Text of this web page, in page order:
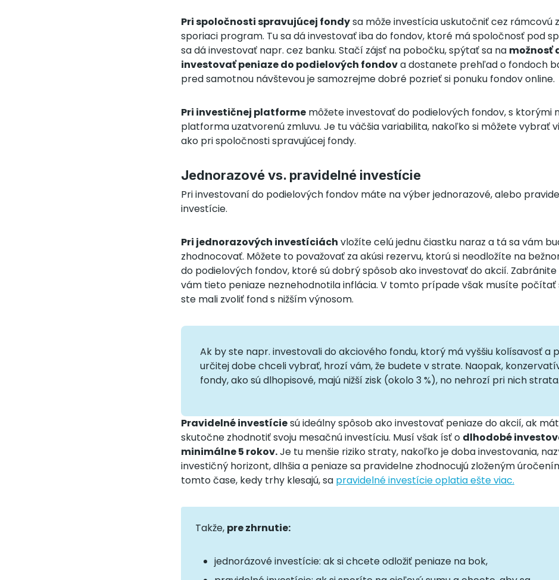
Pri spoločnosti spravujúcej fondysa môže investícia uskutočniť cez rámcovú
sporiaci program. Tu sa dá investovať iba do fondov, ktoré má spoločnosť pod
sa dá investovať napr. cez banku. Stačí zájsť na pobočku, spýtať sa na možnosť
investovať peniaze do podielových fondova dostanete prehľad o fondoch
pred samotnou návštevou je samozrejme dobré pozrieť si ponuku fondov online.
Pri investičnej platforme môžete investovať do podielových fondov, s ktorými
platforma uzatvorenú zmluvu. Je tu väčšia variabilita, nakoľko si môžete vybrať
ako pri spoločnosti spravujúcej fondy.
Jednorazové vs. pravidelné investície
Pri investovaní do podielových fondov máte na výber jednorazové, alebo
investície.
Pri jednorazových investíciách vložíte celú jednu čiastku naraz a tá sa vám
zhodnocovať. Môžete to považovať za akúsi rezervu, ktorú si neodložíte na
do podielových fondov, ktoré sú dobrý spôsob ako investovať do akcií.
vám tieto peniaze neznehodnotila inflácia. V tomto prípade však musíte počítať
ste mali zvoliť fond s nižším výnosom.
Ak by ste napr. investovali do akciového fondu, ktorý má vyššiu kolísavosť a
určitej dobe chceli vybrať, hrozí vám, že budete v strate. Naopak,
fondy, ako sú dlhopisové, majú nižší zisk (okolo 3 %), no nehrozí pri nich strata.
Pravidelné investíciesú ideálny spôsob ako investovať peniaze do akcií, ak
skutočne zhodnotiť svoju mesačnú investíciu. Musí však ísť o dlhodobé
minimálne 5 rokov.Je tu menšie riziko straty, nakoľko je doba investovania,
investičný horizont, dlhšia a peniaze sa pravidelne zhodnocujú zloženým
tomto čase, kedy trhy klesajú, sa pravidelné investície oplatia ešte viac.
Takže, pre zhrnutie:
jednorázové investície: ak si chcete odložiť peniaze na bok,